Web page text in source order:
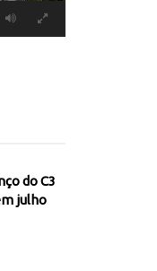
do C3
julho